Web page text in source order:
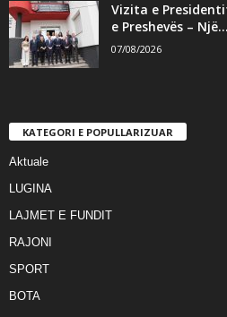
Vizita e
e Preshevës – Një...
07/08/2026
KATEGORI E POPULLARIZUAR
Aktuale
LUGINA
LAJMET E FUNDIT
RAJONI
SPORT
BOTA